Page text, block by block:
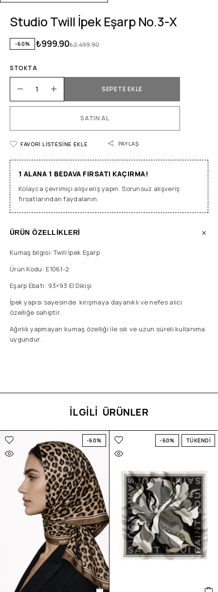
Studio Twill İpek Eşarp No.3-X
-60% ₺2,499.90
₺999.90
STOKTA
SEPETE EKLE
SATIN AL
FAVORI LISTESINE EKLE PAYLAŞ
1 ALANA 1 BEDAVA FIRSATI KAÇIRMA!
Kolayca çevrimiçi alışveriş yapın. Sorunsuz alışveriş
fırsatlarından faydalanın.
ÜRÜN ÖZELLİKLERİ
Kumaş bilgisi: Twill İpek Eşarp
Ürün Kodu: E1061-2
Eşarp Ebatı: 93×93 El Dikişi
İpek yapısı sayesinde kırışmaya dayanıklı ve nefes alıcı
özelliğe sahiptir.
Ağırlık yapmayan kumaş özelliği ile sık ve uzun süreli kullanıma
uygundur.
İLGİLİ ÜRÜNLER
-60% -60% TÜKENDİ